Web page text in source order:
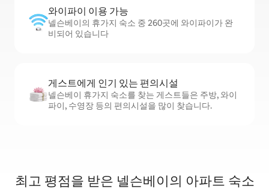
와이파이 이용 가능
넬슨베이의 휴가지 숙소 중 260곳에 와이파이가 완
비되어 있습니다
게스트에게 인기 있는 편의시설
넬슨베이 휴가지 숙소를 찾는 게스트들은 주방, 와이
파이, 수영장 등의 편의시설을 많이 찾습니다.
최고 평점을 받은 넬슨베이의 아파트 숙소